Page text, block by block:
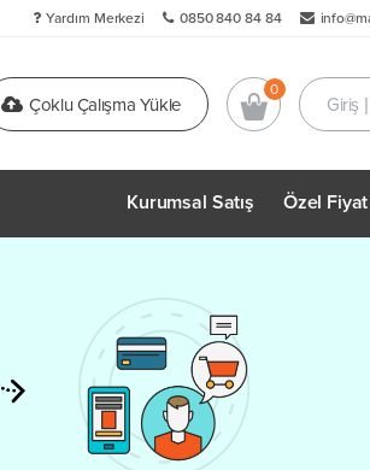
0850 840 84 84
Yardım Merkezi
Çoklu Çalışma Yükle Giriş |
Kurumsal Satış Özel